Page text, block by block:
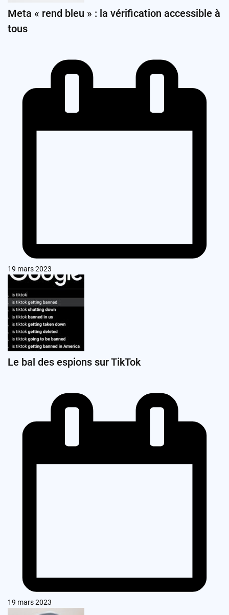
Meta « rend bleu » : la vérification accessible à
tous
19 mars 2023
Le bal des espions sur TikTok
19 mars 2023